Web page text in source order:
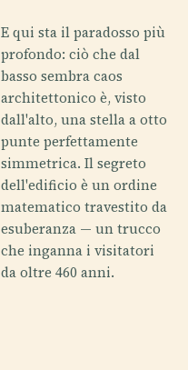
E qui sta il paradosso più
profondo: ciò che dal
basso sembra caos
architettonico è, visto
dall'alto, una stella a otto
punte perfettamente
simmetrica. Il segreto
dell'edificio è un ordine
matematico travestito da
esuberanza — un trucco
che inganna i visitatori
da oltre 460 anni.